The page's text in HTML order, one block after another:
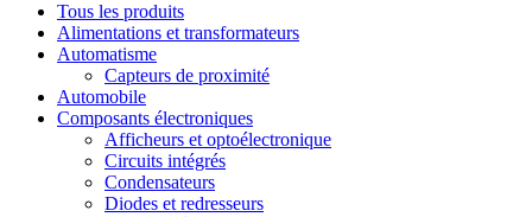
Tous les produits
Alimentations et transformateurs
Automatisme
Capteurs de proximité
Automobile
Composants électroniques
Afficheurs et optoélectronique
Circuits intégrés
Condensateurs
Diodes et redresseurs